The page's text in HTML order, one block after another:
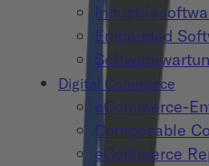
Embedded
Digital Commerce
eCommerce-
Composable
eCommerce